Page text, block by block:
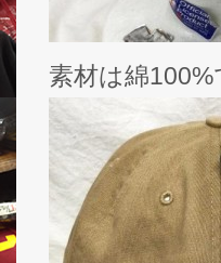
素材は綿